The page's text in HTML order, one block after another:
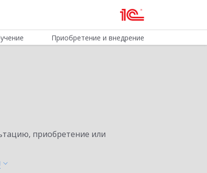
Приобретение и внедрение
приобретение или